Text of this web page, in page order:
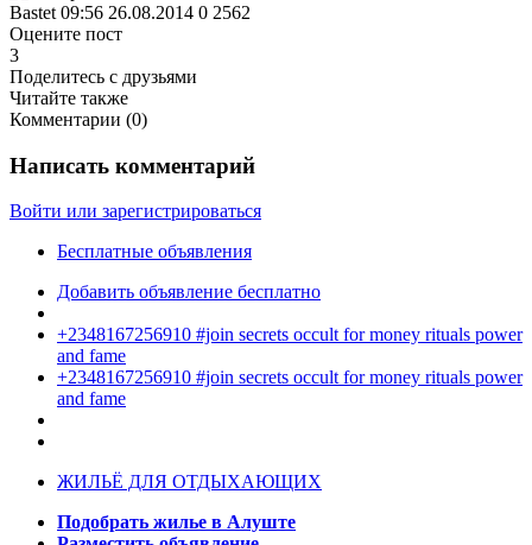
Bastet 09:56 26.08.2014 0 2562
Оцените пост
3
Поделитесь с друзьями
Читайте также
Комментарии (0)
Написать комментарий
Войти или зарегистрироваться
Бесплатные объявления
Добавить объявление бесплатно
+2348167256910 #join secrets occult for money rituals power
and fame
+2348167256910 #join secrets occult for money rituals power
and fame
ЖИЛЬЁ ДЛЯ ОТДЫХАЮЩИХ
Подобрать жилье в Алуште